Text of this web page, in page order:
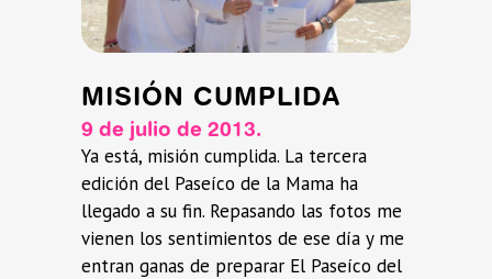
MISIÓN CUMPLIDA
9 de julio de 2013.
Ya está, misión cumplida. La tercera
edición del Paseíco de la Mama ha
llegado a su fin. Repasando las fotos me
vienen los sentimientos de ese día y me
entran ganas de preparar El Paseíco del